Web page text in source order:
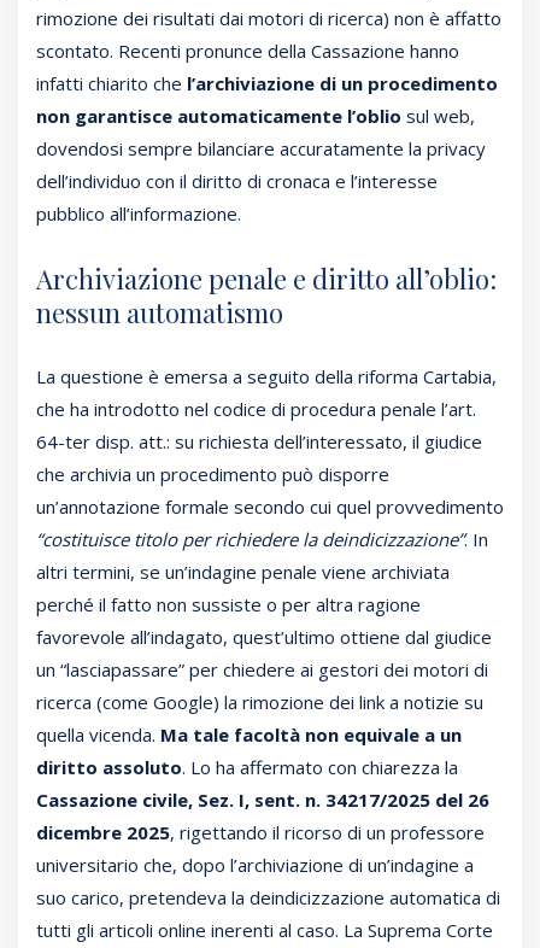
rimozione dei risultati dai motori di ricerca) non è affatto
scontato. Recenti pronunce della Cassazione hanno
infatti chiarito che l’archiviazione di un procedimento
non garantisce automaticamente l’oblio sul web,
dovendosi sempre bilanciare accuratamente la privacy
dell’individuo con il diritto di cronaca e l’interesse
pubblico all’informazione.
Archiviazione penale e diritto all’oblio:
nessun automatismo
La questione è emersa a seguito della riforma Cartabia,
che ha introdotto nel codice di procedura penale l’art.
64-ter disp. att.: su richiesta dell’interessato, il giudice
che archivia un procedimento può disporre
un’annotazione formale secondo cui quel provvedimento
“costituisce titolo per richiedere la deindicizzazione”. In
altri termini, se un’indagine penale viene archiviata
perché il fatto non sussiste o per altra ragione
favorevole all’indagato, quest’ultimo ottiene dal giudice
un “lasciapassare” per chiedere ai gestori dei motori di
ricerca (come Google) la rimozione dei link a notizie su
quella vicenda. Ma tale facoltà non equivale a un
diritto assoluto. Lo ha affermato con chiarezza la
Cassazione civile, Sez. I, sent. n. 34217/2025 del 26
dicembre 2025, rigettando il ricorso di un professore
universitario che, dopo l’archiviazione di un’indagine a
suo carico, pretendeva la deindicizzazione automatica di
tutti gli articoli online inerenti al caso. La Suprema Corte